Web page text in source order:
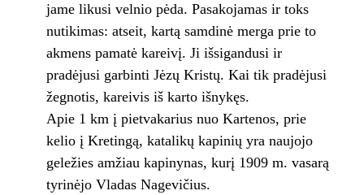
jame likusi velnio pėda. Pasakojamas ir toks
nutikimas: atseit, kartą samdinė merga prie to
akmens pamatė kareivį. Ji išsigandusi ir
pradėjusi garbinti Jėzų Kristų. Kai tik pradėjusi
žegnotis, kareivis iš karto išnykęs.
Apie 1 km į pietvakarius nuo Kartenos, prie
kelio į Kretingą, katalikų kapinių yra naujojo
geležies amžiau kapinynas, kurį 1909 m. vasarą
tyrinėjo Vladas Nagevičius.